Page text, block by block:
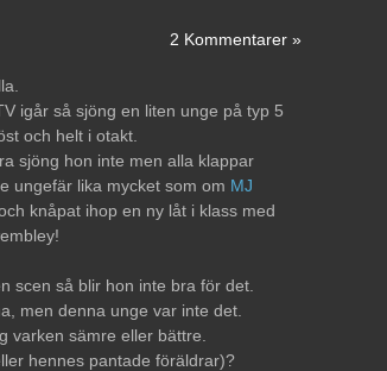
2 Kommentarer »
igår så sjöng en liten unge på typ 5
och helt i otakt.
sjöng hon inte men alla klappar
ungefär lika mycket som om MJ
knåpat ihop en ny låt i klass med
scen så blir hon inte bra för det.
men denna unge var inte det.
varken sämre eller bättre.
hennes pantade föräldrar)?